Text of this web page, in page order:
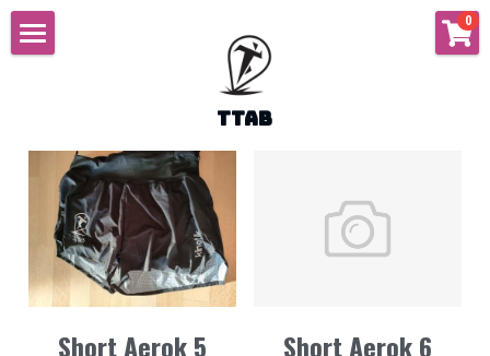
TTAB
0
Historique
Membres
Bureau
Media
Photos
Vidéos
Magasin
Partenaires
Short Aerok 5
Short Aerok 6
×
LES CATÉGORIES DE LA BOUTIQUE